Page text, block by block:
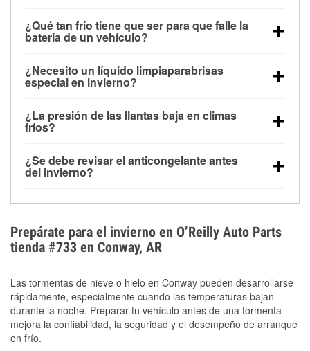
¿Qué tan frío tiene que ser para que falle la
batería de un vehículo?
debajo de los 32 °F y puede perder hasta la mitad de
su potencia de arranque cerca de los 0 °F, lo que
arranque.
¿Necesito un líquido limpiaparabrisas
especial en invierno?
la congelación y ayuda a disolver la sal y la nieve
derretida en la carretera para mejorar la visibilidad.
¿La presión de las llantas baja en climas
fríos?
alrededor de 1 PSI por cada 10 °F que baja la
temperatura. Puedes obtener más información sobre
¿Se debe revisar el anticongelante antes
del invierno?
el sobrecalentamiento en condiciones de frío
extremo. Aprende cómo comprobar la protección
anticongelante en nuestra sección How-To.
Prepárate para el invierno en O’Reilly Auto Parts
tienda #733 en Conway, AR
Las tormentas de nieve o hielo en Conway pueden desarrollarse
rápidamente, especialmente cuando las temperaturas bajan
durante la noche. Preparar tu vehículo antes de una tormenta
mejora la confiabilidad, la seguridad y el desempeño de arranque
en frío.